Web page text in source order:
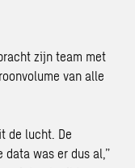
zijn team met
van alle
de lucht. De
data was er dus al,”